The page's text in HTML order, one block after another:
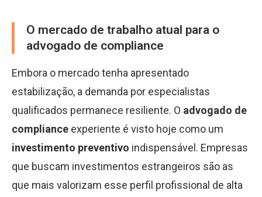
O mercado de trabalho atual para o
advogado de compliance
Embora o mercado tenha apresentado
estabilização, a demanda por especialistas
qualificados permanece resiliente. O advogado de
compliance experiente é visto hoje como um
investimento preventivo indispensável. Empresas
que buscam investimentos estrangeiros são as
que mais valorizam esse perfil profissional de alta